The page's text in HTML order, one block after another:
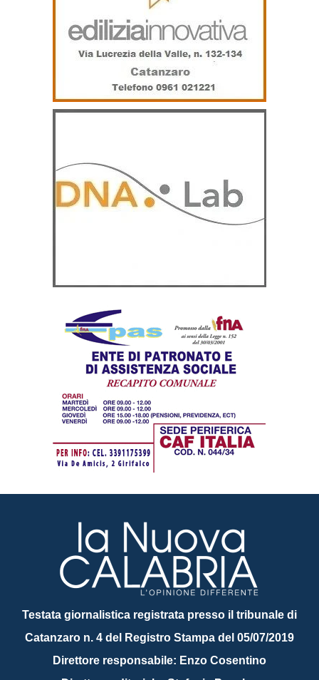
Testata giornalistica registrata presso il tribunale di
Catanzaro n. 4 del Registro Stampa del 05/07/2019
Direttore responsabile: Enzo Cosentino